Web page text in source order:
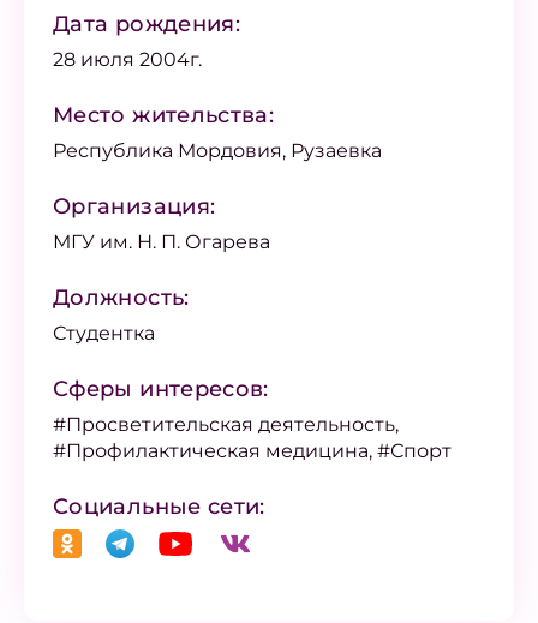
Дата рождения:
28 июля 2004г.
Место жительства:
Республика Мордовия, Рузаевка
Организация:
МГУ им. Н. П. Огарева
Должность:
Студентка
Сферы интересов:
#Просветительская деятельность,
#Профилактическая медицина, #Спорт
Социальные сети: